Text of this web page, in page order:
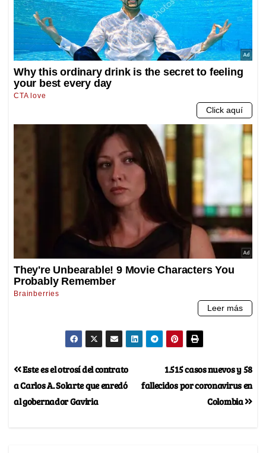
1.515 casos nuevos y 58
fallecidos por coronavirus en
Colombia
Este es el otrosí del contrato
a Carlos A. Solarte que enredó
al gobernador Gaviria